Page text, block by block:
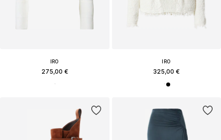
IRO
275,00 €
IRO
325,00 €